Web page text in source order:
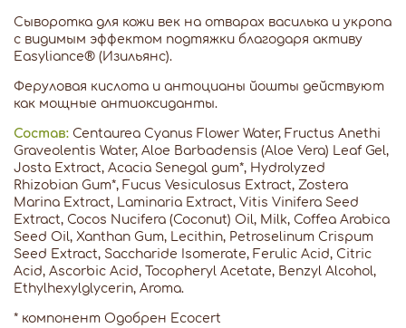
Сыворотка для кожи век на отварах василька и укропа
с видимым эффектом подтяжки благодаря активу
Easyliance® (Изильянс).
Феруловая кислота и антоцианы йошты действуют
как мощные антиоксиданты.
Состав: Centaurea Cyanus Flower Water, Fructus Anethi
Graveolentis Water, Aloe Barbadensis (Aloe Vera) Leaf Gel,
Josta Extract, Acacia Senegal gum*, Hydrolyzed
Rhizobian Gum*, Fucus Vesiculosus Extract, Zostera
Marina Extract, Laminaria Extract, Vitis Vinifera Seed
Extract, Cocos Nucifera (Coconut) Oil, Milk, Coffea Arabica
Seed Oil, Xanthan Gum, Lecithin, Petroselinum Сrispum
Seed Extract, Saccharide Isomerate, Ferulic Acid, Citric
Acid, Ascorbic Acid, Tocopheryl Acetate, Benzyl Alcohol,
Ethylhexylglycerin, Aroma.
* компонент Одобрен Ecocert